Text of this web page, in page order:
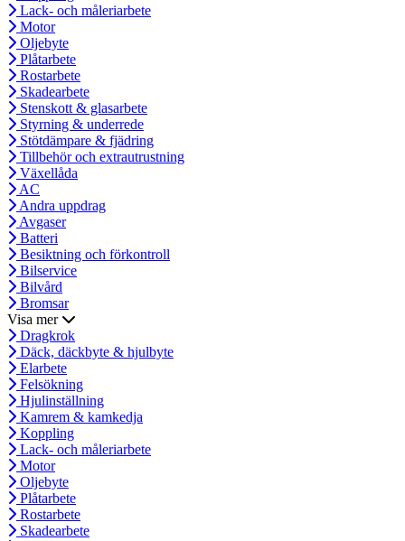
Lack- och måleriarbete
Motor
Oljebyte
Plåtarbete
Rostarbete
Skadearbete
Stenskott & glasarbete
Styrning & underrede
Stötdämpare & fjädring
Tillbehör och extrautrustning
Växellåda
AC
Andra uppdrag
Avgaser
Batteri
Besiktning och förkontroll
Bilservice
Bilvård
Bromsar
Visa mer
Dragkrok
Däck, däckbyte & hjulbyte
Elarbete
Felsökning
Hjulinställning
Kamrem & kamkedja
Koppling
Lack- och måleriarbete
Motor
Oljebyte
Plåtarbete
Rostarbete
Skadearbete